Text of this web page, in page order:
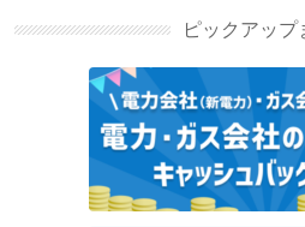
楽天でんきの「オー
ベルメゾンでんきの
リットや解約金の有
ピックアップ